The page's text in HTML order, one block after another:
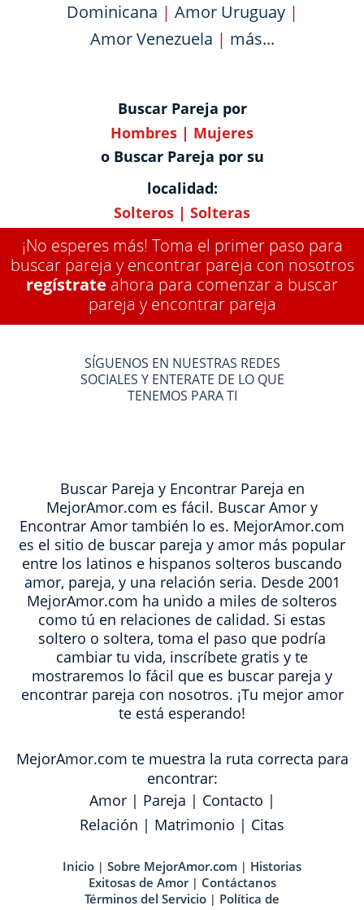
Dominicana | Amor Uruguay|
Amor Venezuela | más...
Buscar Pareja por
Hombres | Mujeres
o Buscar Pareja por su
localidad:
Solteros | Solteras
¡No esperes más! Toma el primer paso para
buscar pareja y encontrar pareja con nosotros
regístrate ahora para comenzar a buscar
pareja y encontrar pareja
SÍGUENOS EN NUESTRAS REDES
SOCIALES Y ENTERATE DE LO QUE
TENEMOS PARA TI
Buscar Pareja y Encontrar Pareja en
MejorAmor.com es fácil. Buscar Amor y
Encontrar Amor también lo es. MejorAmor.com
es el sitio de buscar pareja y amor más popular
entre los latinos e hispanos solteros buscando
amor, pareja, y una relación seria. Desde 2001
MejorAmor.com ha unido a miles de solteros
como tú en relaciones de calidad. Si estas
soltero o soltera, toma el paso que podría
cambiar tu vida, inscríbete gratis y te
mostraremos lo fácil que es buscar pareja y
encontrar pareja con nosotros. ¡Tu mejor amor
te está esperando!
MejorAmor.com te muestra la ruta correcta para
encontrar:
Amor| Pareja | Contacto |
Relación | Matrimonio | Citas
Inicio | Sobre MejorAmor.com | Historias
Exitosas de Amor| Contáctanos
Términos del Servicio | Política de